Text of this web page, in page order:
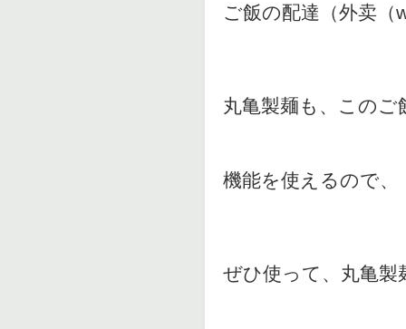
ご飯の配達（外卖
丸亀製麺も、このご
機能を使えるので、
ぜひ使って、丸亀